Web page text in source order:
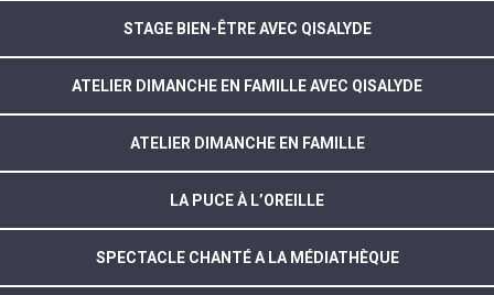
STAGE BIEN-ÊTRE AVEC QISALYDE
ATELIER DIMANCHE EN FAMILLE AVEC QISALYDE
ATELIER DIMANCHE EN FAMILLE
LA PUCE À L’OREILLE
SPECTACLE CHANTÉ A LA MÉDIATHÈQUE